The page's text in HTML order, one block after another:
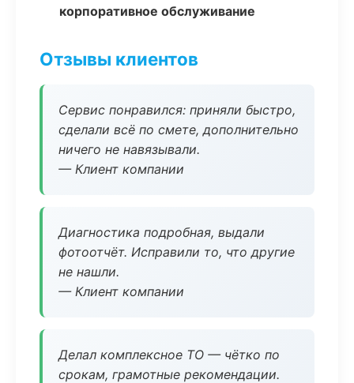
корпоративное обслуживание
Отзывы клиентов
Сервис понравился: приняли быстро,
сделали всё по смете, дополнительно
ничего не навязывали.
— Клиент компании
Диагностика подробная, выдали
фотоотчёт. Исправили то, что другие
не нашли.
— Клиент компании
Делал комплексное ТО — чётко по
срокам, грамотные рекомендации.